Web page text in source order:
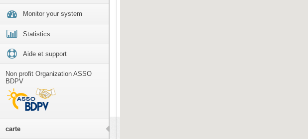
Monitor your system
Statistics
Aide et support
Non profit Organization ASSO
BDPV
carte